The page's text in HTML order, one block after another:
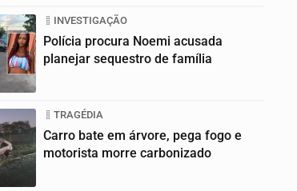
INVESTIGAÇÃO
Polícia procura Noemi acusada
planejar sequestro de família
TRAGÉDIA
Carro bate em árvore, pega fogo e
motorista morre carbonizado